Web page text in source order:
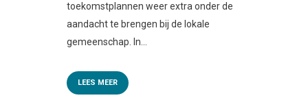
toekomstplannen weer extra onder de
aandacht te brengen bij de lokale
gemeenschap. In...
LEES MEER